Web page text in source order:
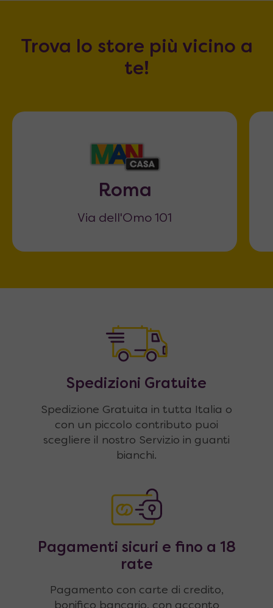
Trova lo store più vicino a
te!
Roma
Via dell'Omo 101
Spedizioni Gratuite
Spedizione Gratuita in tutta Italia o
con un piccolo contributo puoi
scegliere il nostro Servizio in guanti
bianchi.
Pagamenti sicuri e fino a 18
rate
Pagamento con carte di credito,